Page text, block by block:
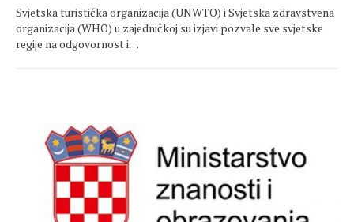
Svjetska turistička organizacija (UNWTO) i Svjetska zdravstvena
organizacija (WHO) u zajedničkoj su izjavi pozvale sve svjetske
regije na odgovornost i…